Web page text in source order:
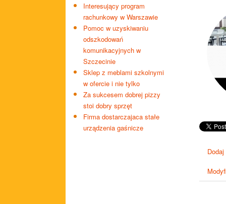
Interesujący program
rachunkowy w Warszawie
Pomoc w uzyskiwaniu
odszkodowań
komunikacyjnych w
Szczecinie
Sklep z meblami szkolnymi
w ofercie i nie tylko
Za sukcesem dobrej pizzy
stoi dobry sprzęt
Firma dostarczajaca stałe
urządzenia gaśnicze